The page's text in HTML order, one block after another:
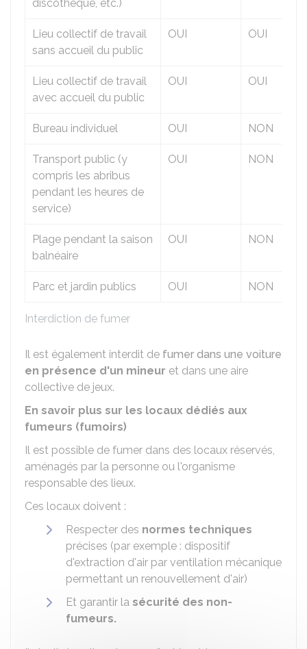
Interdiction de fumer
discothèque, etc.)
Lieu collectif de travail
sans accueil du public
OUI OUI
Lieu collectif de travail
avec accueil du public
OUI OUI
Bureau individuel OUI NON
Transport public (y
compris les abribus
pendant les heures de
service)
OUI NON
Plage pendant la saison
balnéaire
OUI NON
Parc et jardin publics OUI NON
Il est également interdit de fumer dans une voiture
en présence d'un mineur et dans une aire
collective de jeux.
En savoir plus sur les locaux dédiés aux
fumeurs (fumoirs)
Il est possible de fumer dans des locaux réservés,
aménagés par la personne ou l'organisme
responsable des lieux.
Ces locaux doivent :
Respecter des normes techniques
précises (par exemple : dispositif
d'extraction d'air par ventilation mécanique
permettant un renouvellement d'air)
Et garantir la sécurité des non-
fumeurs.